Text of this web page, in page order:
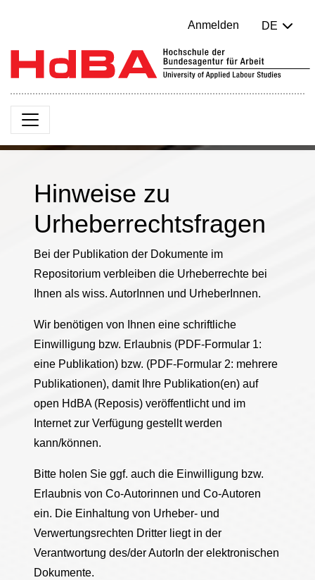
Anmelden DE
Hinweise zu
Urheberrechtsfragen
Bei der Publikation der Dokumente im
Repositorium verbleiben die Urheberrechte bei
Ihnen als wiss. AutorInnen und UrheberInnen.
Wir benötigen von Ihnen eine schriftliche
Einwilligung bzw. Erlaubnis (PDF-Formular 1:
eine Publikation) bzw. (PDF-Formular 2: mehrere
Publikationen), damit Ihre Publikation(en) auf
open HdBA (Reposis) veröffentlicht und im
Internet zur Verfügung gestellt werden
kann/können.
Bitte holen Sie ggf. auch die Einwilligung bzw.
Erlaubnis von Co-Autorinnen und Co-Autoren
ein. Die Einhaltung von Urheber- und
Verwertungsrechten Dritter liegt in der
Verantwortung des/der AutorIn der elektronischen
Dokumente.